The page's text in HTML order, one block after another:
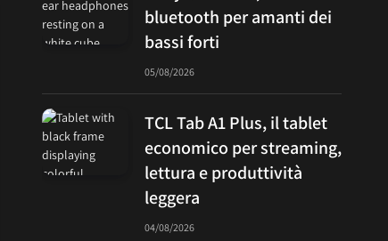
bluetooth per amanti dei
bassi forti
05/08/2026
TCL Tab A1 Plus, il tablet
economico per streaming,
lettura e produttività
leggera
04/08/2026